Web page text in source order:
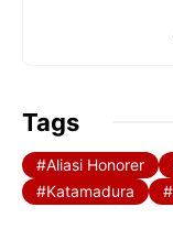
Tags
Aliasi Honorer
Katamadura